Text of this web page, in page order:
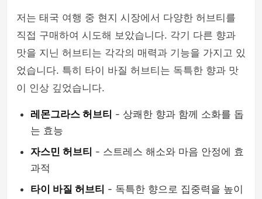
저는 태국 여행 중 현지 시장에서 다양한 허브티를
직접 구매하여 시도해 보았습니다. 각기 다른 향과
맛을 지닌 허브티는 각각의 매력과 기능을 가지고 있
었습니다. 특히 타이 바질 허브티는 독특한 향과 맛
이 인상 깊었습니다.
레몬그라스 허브티 - 상쾌한 향과 함께 소화를 돕
는 효능
자스민 허브티 - 스트레스 해소와 마음 안정에 효
과적
타이 바질 허브티 - 독특한 향으로 집중력을 높이